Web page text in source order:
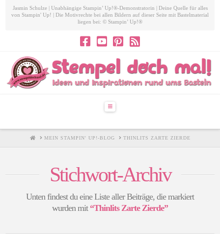
Jasmin Schulze | Unabhängige Stampin’ Up!®-Demonstratorin | Deine Quelle für alles
von Stampin' Up! | Die Motivrechte bei allen Bildern auf dieser Seite mit Bastelmaterial
liegen bei: © Stampin’ Up!®
Navigation
HOMEMEIN STAMPIN' UP!-BLOG THINLITS ZARTE ZIERDE
Stichwort-Archiv
Unten findest du eine Liste aller Beiträge, die markiert
wurden mit “Thinlits Zarte Zierde”